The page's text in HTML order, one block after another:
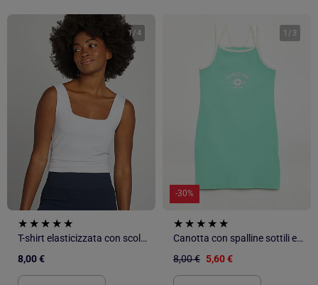
1/4
T-shirt elasticizzata con scollo quadrato
8,00 €
1 / 3
-30%
Canotta con spalline sottili e dettaglio sul petto
8,00 € 5,60 €